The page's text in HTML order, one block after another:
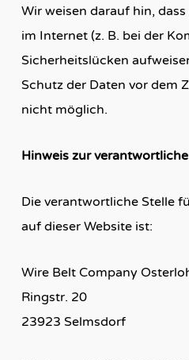
Wir weisen darauf hin,
im Internet (z. B. bei der
Sicherheitslücken
Schutz der Daten vor dem
nicht möglich.
Hinweis zur
Die verantwortliche Stelle
auf dieser Website ist:
Wire Belt Company
Ringstr. 20
23923 Selmsdorf